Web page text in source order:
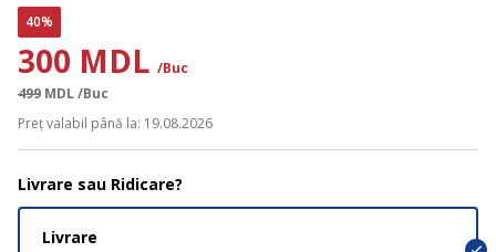
40%
300 MDL /Buc
499 MDL/Buc
Preț valabil până la: 19.08.2026
Livrare sau Ridicare?
Livrare